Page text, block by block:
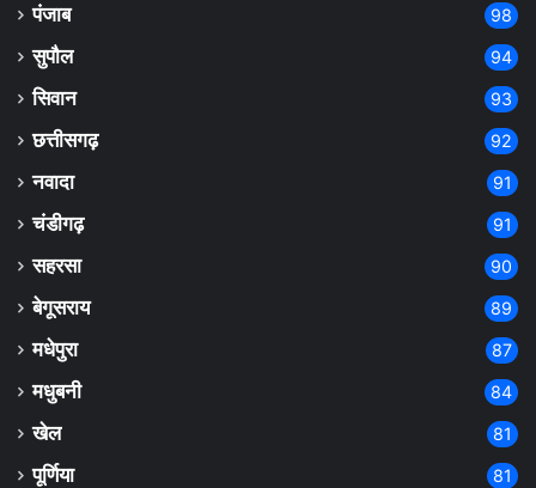
पंजाब 98
सुपौल 94
सिवान 93
छत्तीसगढ़ 92
नवादा 91
चंडीगढ़ 91
सहरसा 90
बेगूसराय 89
मधेपुरा 87
मधुबनी 84
खेल 81
पूर्णिया 81